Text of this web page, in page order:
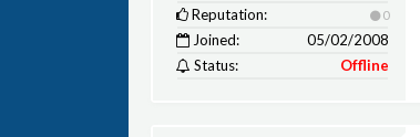
Reputation:
0
Joined:
05/02/2008
Status:
Offline